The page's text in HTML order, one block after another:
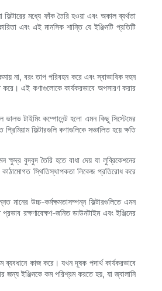
মধ্যে ফাঁক তৈরি হওয়া এবং অকাল ব্যর্থতা
এবং এই মানসিক শান্তি যে ইঞ্জিনটি প্রতিটি
না, বরং তাপ পরিবহন করে এবং স্বাভাবিক দহন
করে। এই কণাগুলোকে কার্যকরভাবে অপসারণ করার
টাইমিং কম্পোনেন্ট হলো এমন কিছু সিস্টেমের
ফিল্টারগুলি কণাগুলিকে সঞ্চালিত হয়ে ক্ষতি
বুদবুদ তৈরি হতে বাধা দেয় যা লুব্রিকেশনের
কাঠামোগত স্থিতিস্থাপকতা লিকেজ প্রতিরোধ করে
মানের উচ্চ-কর্মক্ষমতাসম্পন্ন ফিল্টারগুলিতে এমন
রক্ষণাবেক্ষণ-জনিত ডাউনটাইম এবং ইঞ্জিনের
ব্যবধানে কাজ করে। যখন দূষক পদার্থ কার্যকরভাবে
জন্য ইঞ্জিনকে কম পরিশ্রম করতে হয়, যা জ্বালানি